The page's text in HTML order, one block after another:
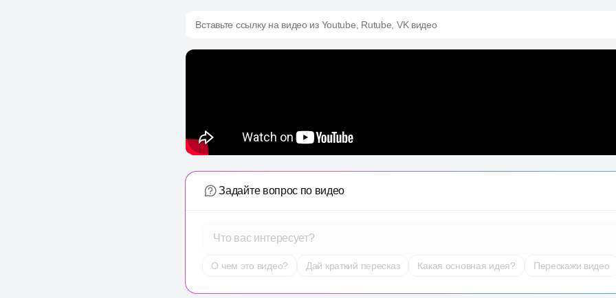
Вставьте ссылку на видео из Youtube, Rutube, VK видео
Задайте вопрос по видео
Что вас интересует?
О чем это видео? Дай краткий пересказ Какая основная идея? Перескажи видео